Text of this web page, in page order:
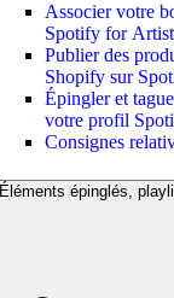
Associer votre
Spotify for
Publier des
Shopify sur
Épingler et
votre profil
Consignes
Éléments épinglés,